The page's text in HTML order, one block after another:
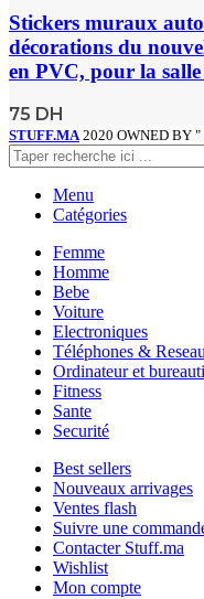
Stickers muraux
décorations du
en PVC, pour la salle
75 DH
STUFF.MA 2020 OWNED BY "
Menu
Catégories
Femme
Homme
Bebe
Voiture
Electroniques
Téléphones & Reseau
Ordinateur et
Fitness
Sante
Securité
Best sellers
Nouveaux arrivages
Ventes flash
Suivre une
Contacter Stuff.ma
Wishlist
Mon compte